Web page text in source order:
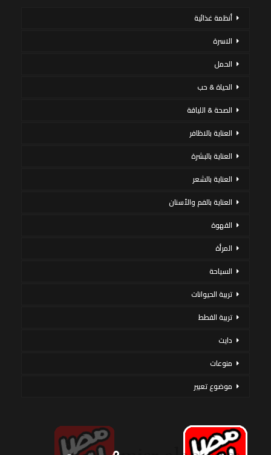
أنظمة غذائية
الاسرة
الحمل
الحياة & حب
الصحة & اللياقة
العناية بالاظافر
العناية بالبشرة
العناية بالشعر
العناية بالفم والأسنان
القهوة
المرأة
السياحة
تربية الحيوانات
تربية القطط
دايت
منوعات
موضوع تعبير